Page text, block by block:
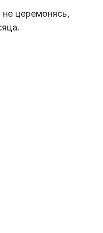
не церемонясь,